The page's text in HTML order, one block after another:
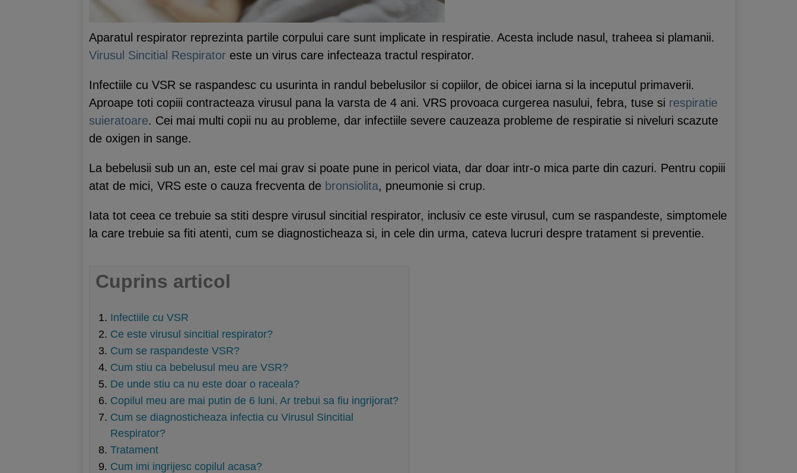
Aparatul respirator reprezinta partile corpului care sunt implicate in respiratie. Acesta include nasul, traheea si plamanii.
Virusul Sincitial Respirator este un virus care infecteaza tractul respirator.
Infectiile cu VSR se raspandesc cu usurinta in randul bebelusilor si copiilor, de obicei iarna si la inceputul primaverii.
Aproape toti copiii contracteaza virusul pana la varsta de 4 ani. VRS provoaca curgerea nasului, febra, tuse si respiratie
suieratoare. Cei mai multi copii nu au probleme, dar infectiile severe cauzeaza probleme de respiratie si niveluri scazute
de oxigen in sange.
La bebelusii sub un an, este cel mai grav si poate pune in pericol viata, dar doar intr-o mica parte din cazuri. Pentru copiii
atat de mici, VRS este o cauza frecventa de bronsiolita, pneumonie si crup.
Iata tot ceea ce trebuie sa stiti despre virusul sincitial respirator, inclusiv ce este virusul, cum se raspandeste, simptomele
la care trebuie sa fiti atenti, cum se diagnosticheaza si, in cele din urma, cateva lucruri despre tratament si preventie.
Cuprins articol
Infectiile cu VSR
Ce este virusul sincitial respirator?
Cum se raspandeste VSR?
Cum stiu ca bebelusul meu are VSR?
De unde stiu ca nu este doar o raceala?
Copilul meu are mai putin de 6 luni. Ar trebui sa fiu ingrijorat?
Cum se diagnosticheaza infectia cu Virusul Sincitial
Respirator?
Tratament
Cum imi ingrijesc copilul acasa?